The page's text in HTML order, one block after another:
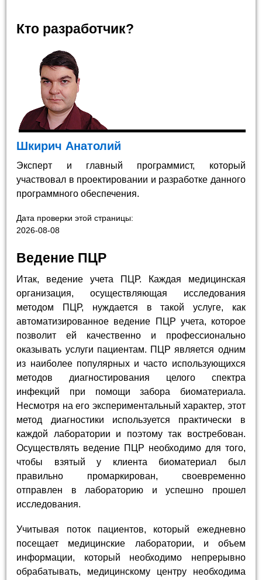
Кто разработчик?
Шкирич Анатолий
Эксперт и главный программист, который
участвовал в проектировании и разработке данного
программного обеспечения.
Дата проверки этой страницы:
2026-08-08
Ведение ПЦР
Итак, ведение учета ПЦР. Каждая медицинская
организация, осуществляющая исследования
методом ПЦР, нуждается в такой услуге, как
автоматизированное ведение ПЦР учета, которое
позволит ей качественно и профессионально
оказывать услуги пациентам. ПЦР является одним
из наиболее популярных и часто использующихся
методов диагностирования целого спектра
инфекций при помощи забора биоматериала.
Несмотря на его экспериментальный характер, этот
метод диагностики используется практически в
каждой лаборатории и поэтому так востребован.
Осуществлять ведение ПЦР необходимо для того,
чтобы взятый у клиента биоматериал был
правильно промаркирован, своевременно
отправлен в лабораторию и успешно прошел
исследования.
Учитывая поток пациентов, который ежедневно
посещает медицинские лаборатории, и объем
информации, который необходимо непрерывно
обрабатывать, медицинскому центру необходима